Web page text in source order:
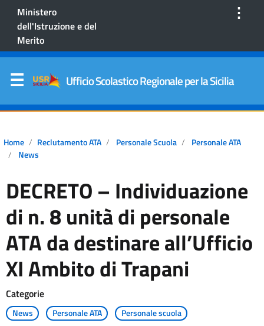
Ministero
dell'Istruzione e del
Merito
⋮
Ufficio Scolastico Regionale per la Sicilia
Home Reclutamento ATA Personale Scuola
Personale ATA
News
DECRETO – Individuazione
di n. 8 unità di personale
ATA da destinare all’Ufficio
XI Ambito di Trapani
Categorie
News Personale ATA
Personale scuola